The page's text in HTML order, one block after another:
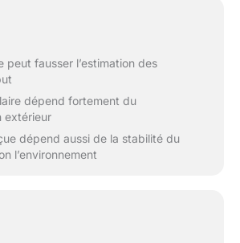
fausser l’estimation des
dépend fortement du
extérieur
dépend aussi de la stabilité du
l’environnement